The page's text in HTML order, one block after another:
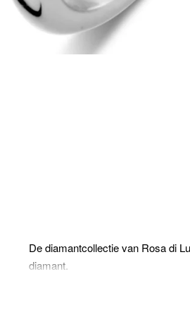
De diamantcollectie van Rosa di
diamant.